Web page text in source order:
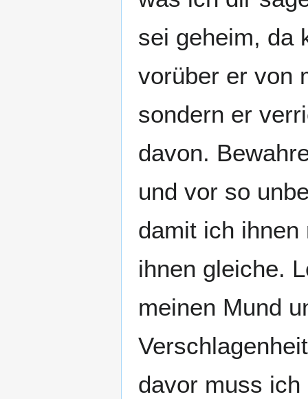
sei geheim, da
vorüber er von
sondern er
davon.
und vor so
damit ich
ihnen gleiche.
meinen Mund
davor muss